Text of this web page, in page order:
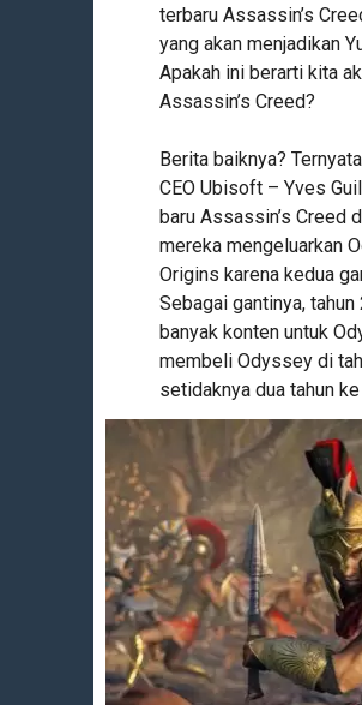
terbaru Assassin’s
yang akan menjadikan
Apakah ini berarti kita
Assassin’s Creed?
Berita baiknya?
CEO Ubisoft – Yves
baru Assassin’s Creed
mereka mengeluarkan
Origins karena kedua
Sebagai gantinya,
banyak konten untuk
membeli Odyssey di
setidaknya dua tahun